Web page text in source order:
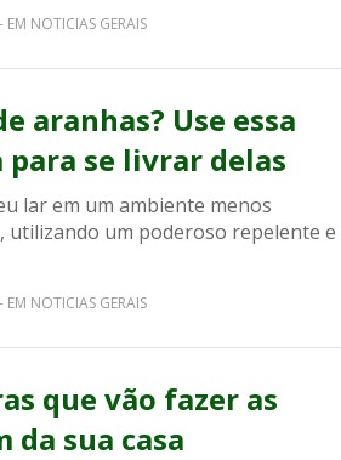
NOTICIAS GERAIS
aranhas? Use essa
se livrar delas
lar em um ambiente menos
utilizando um poderoso repelente e
NOTICIAS GERAIS
que vão fazer as
da sua casa